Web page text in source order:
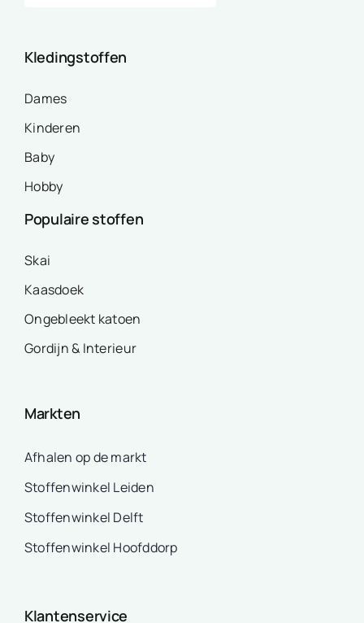
Kledingstoffen
Dames
Kinderen
Baby
Hobby
Populaire stoffen
Skai
Kaasdoek
Ongebleekt katoen
Gordijn & Interieur
Markten
Afhalen op de markt
Stoffenwinkel Leiden
Stoffenwinkel Delft
Stoffenwinkel Hoofddorp
Klantenservice